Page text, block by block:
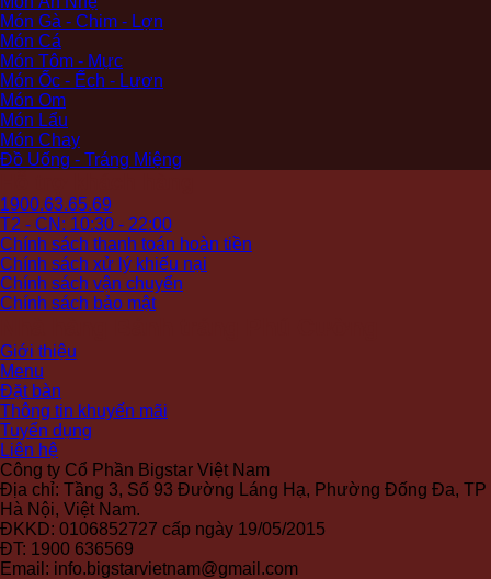
Món Gà - Chim - Lợn
Món Cá
Món Tôm - Mực
Món Ốc - Ếch - Lươn
Món Om
Món Lẩu
Món Chay
Đồ Uống - Tráng Miệng
1900.63.65.69
T2 - CN: 10:30 - 22:00
Chính sách thanh toán hoàn tiền
Chính sách xử lý khiếu nại
Chính sách vận chuyển
Chính sách bảo mật
Giới thiệu
Menu
Đặt bàn
Thông tin khuyến mãi
Tuyển dụng
Liên hệ
Công ty Cổ Phần Bigstar Việt Nam
Địa chỉ: Tầng 3, Số 93 Đường Láng Hạ, Phường Đống Đa, TP
Hà Nội, Việt Nam.
ĐKKD: 0106852727 cấp ngày 19/05/2015
ĐT: 1900 636569
Email: info.bigstarvietnam@gmail.com